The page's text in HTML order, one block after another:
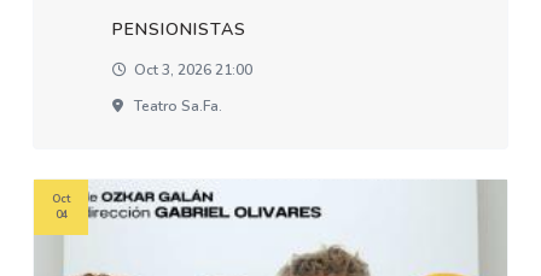
PENSIONISTAS
Oct 3, 2026 21:00
Teatro Sa.fa.
Oct
04